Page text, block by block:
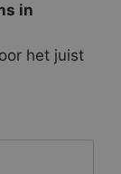
in
het juist